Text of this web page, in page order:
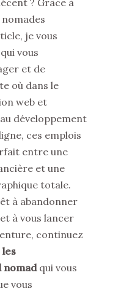
? Grâce à
je vous
vous
et de
où dans le
web et
développement
ces emplois
entre une
et une
totale.
à abandonner
à vous lancer
continuez
les
nomadqui vous
vous